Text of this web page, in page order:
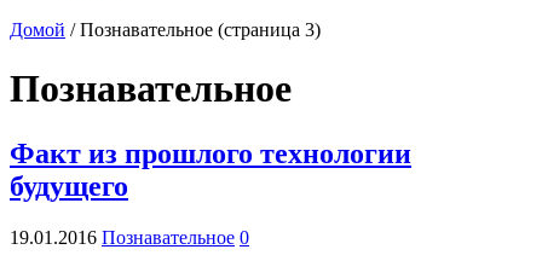
Домой / Познавательное (страница 3)
Познавательное
Факт из прошлого технологии
будущего
19.01.2016 Познавательное 0